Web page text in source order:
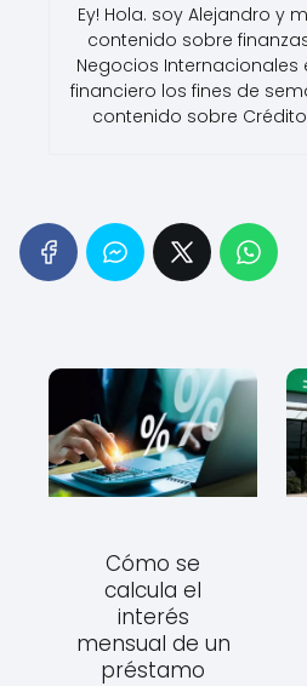
Ey! Hola. soy Alejandro y
contenido sobre
Negocios Internacionales
financiero los fines de
contenido sobre
Cómo se
calcula el
interés
mensual de un
préstamo